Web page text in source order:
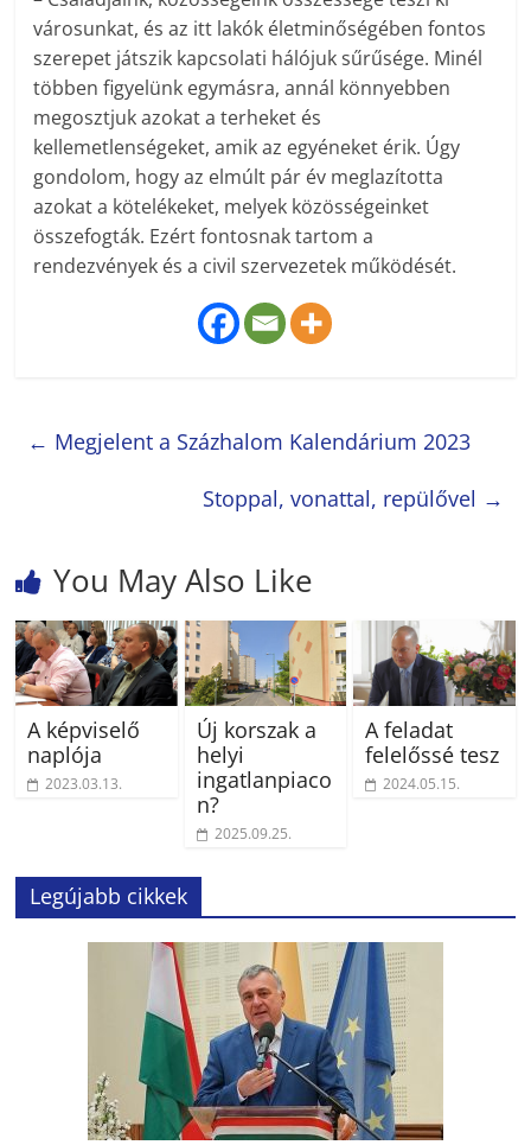
városunkat, és az itt lakók életminőségében fontos
szerepet játszik kapcsolati hálójuk sűrűsége. Minél
többen figyelünk egymásra, annál könnyebben
megosztjuk azokat a terheket és
kellemetlenségeket, amik az egyéneket érik. Úgy
gondolom, hogy az elmúlt pár év meglazította
azokat a kötelékeket, melyek közösségeinket
összefogták. Ezért fontosnak tartom a
rendezvények és a civil szervezetek működését.
← Megjelent a Százhalom Kalendárium 2023
Stoppal, vonattal, repülővel →
You May Also Like
A képviselő
naplója
2023.03.13.
Új korszak a
helyi
ingatlanpiaco
n?
2025.09.25.
A feladat
felelőssé tesz
2024.05.15.
Legújabb cikkek